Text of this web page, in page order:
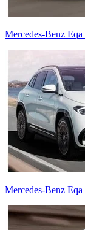
Mercedes-Benz Eqa
Mercedes-Benz Eqa